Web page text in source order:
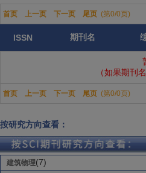
首页 上一页 下一页 尾页 (第0/0页)
ISSN 期刊名
（如果期刊
首页 上一页 下一页 尾页 (第0/0页)
按研究方向查看：
建筑物理(7)